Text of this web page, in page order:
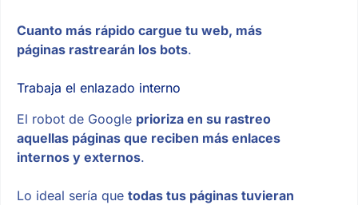
Cuanto más rápido cargue tu web, más
páginas rastrearán los bots.
Trabaja el enlazado interno
El robot de Google prioriza en su rastreo
aquellas páginas que reciben más enlaces
internos y externos.
Lo ideal sería que todas tus páginas tuvieran